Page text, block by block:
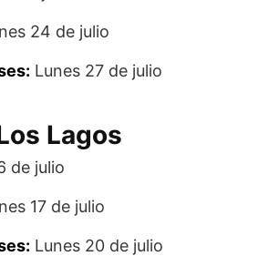
24 de julio
Lunes 27 de julio
Lagos
de julio
17 de julio
Lunes 20 de julio